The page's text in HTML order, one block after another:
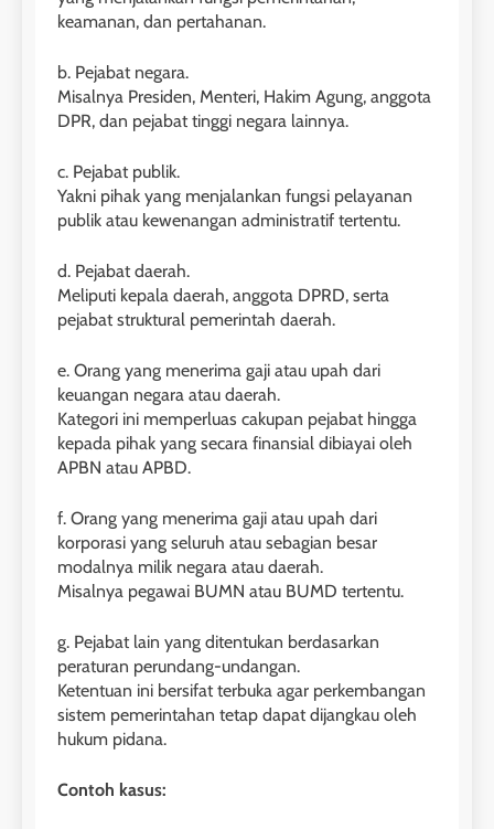
keamanan, dan pertahanan.
b. Pejabat negara.
Misalnya Presiden, Menteri, Hakim Agung, anggota
DPR, dan pejabat tinggi negara lainnya.
c. Pejabat publik.
Yakni pihak yang menjalankan fungsi pelayanan
publik atau kewenangan administratif tertentu.
d. Pejabat daerah.
Meliputi kepala daerah, anggota DPRD, serta
pejabat struktural pemerintah daerah.
e. Orang yang menerima gaji atau upah dari
keuangan negara atau daerah.
Kategori ini memperluas cakupan pejabat hingga
kepada pihak yang secara finansial dibiayai oleh
APBN atau APBD.
f. Orang yang menerima gaji atau upah dari
korporasi yang seluruh atau sebagian besar
modalnya milik negara atau daerah.
Misalnya pegawai BUMN atau BUMD tertentu.
g. Pejabat lain yang ditentukan berdasarkan
peraturan perundang-undangan.
Ketentuan ini bersifat terbuka agar perkembangan
sistem pemerintahan tetap dapat dijangkau oleh
hukum pidana.
Contoh kasus: